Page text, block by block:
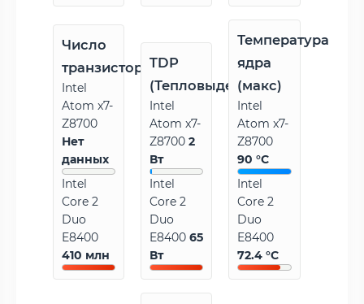
Число
транзисторов
Intel
Atom x7-
Z8700
Нет
данных
Intel
Core 2
Duo
E8400
410 млн
TDP
(Тепловыделение)
Intel
Atom x7-
Z87002
Вт
Intel
Core 2
Duo
E840065
Вт
Температура
ядра
(макс)
Intel
Atom x7-
Z8700
90 °C
Intel
Core 2
Duo
E8400
72.4 °C